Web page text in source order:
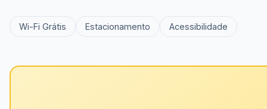
Wi-Fi Grátis Estacionamento Acessibilidade